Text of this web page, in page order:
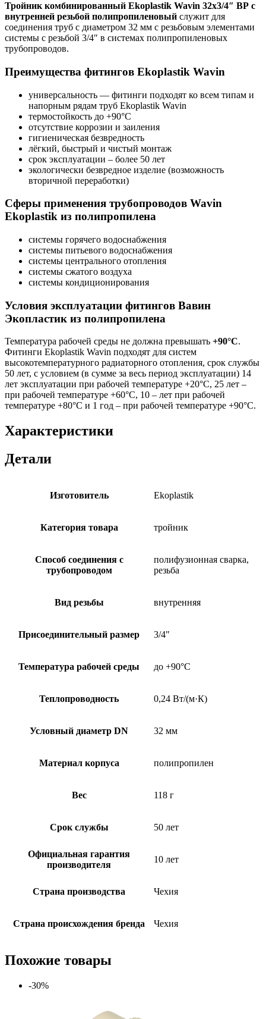
Тройник комбинированный Ekoplastik Wavin 32х3/4″ ВР с
внутренней резьбой полипропиленовый служит для
соединения труб с диаметром 32 мм с резьбовым элементами
системы с резьбой 3/4″ в системах полипропиленовых
трубопроводов.
Преимущества фитингов Ekoplastik Wavin
универсальность — фитинги подходят ко всем типам и
напорным рядам труб Ekoplastik Wavin
термостойкость до +90°C
отсутствие коррозии и заиления
гигиеническая безвредность
лёгкий, быстрый и чистый монтаж
срок эксплуатации – более 50 лет
экологически безвредное изделие (возможность
вторичной переработки)
Сферы применения трубопроводов Wavin
Ekoplastik из полипропилена
системы горячего водоснабжения
системы питьевого водоснабжения
системы центрального отопления
системы сжатого воздуха
системы кондиционирования
Условия эксплуатации фитингов Вавин
Экопластик из полипропилена
Температура рабочей среды не должна превышать +90°C.
Фитинги Ekoplastik Wavin подходят для систем
высокотемпературного радиаторного отопления, срок службы
50 лет, с условием (в сумме за весь период эксплуатации) 14
лет эксплуатации при рабочей температуре +20°С, 25 лет –
при рабочей температуре +60°С, 10 – лет при рабочей
температуре +80°С и 1 год – при рабочей температуре +90°С.
Характеристики
Детали
Изготовитель Ekoplastik
Категория товара тройник
Способ соединения с
трубопроводом
полифузионная сварка,
резьба
Вид резьбы внутренняя
Присоединительный размер 3/4"
Температура рабочей среды до +90°C
Теплопроводность 0,24 Вт/(м·К)
Условный диаметр DN 32 мм
Материал корпуса полипропилен
Вес 118 г
Срок службы 50 лет
Официальная гарантия
производителя
10 лет
Страна производства Чехия
Страна происхождения бренда Чехия
Похожие товары
-30%